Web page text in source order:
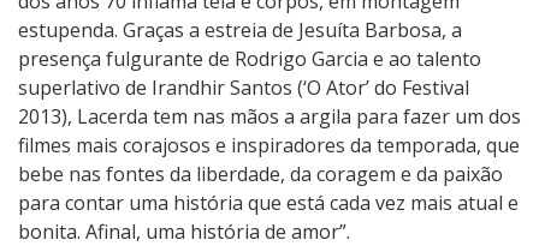
estupenda. Graças a estreia de Jesuíta Barbosa, a
presença fulgurante de Rodrigo Garcia e ao talento
superlativo de Irandhir Santos (‘O Ator’ do Festival
2013), Lacerda tem nas mãos a argila para fazer um dos
filmes mais corajosos e inspiradores da temporada, que
bebe nas fontes da liberdade, da coragem e da paixão
para contar uma história que está cada vez mais atual e
bonita. Afinal, uma história de amor”.